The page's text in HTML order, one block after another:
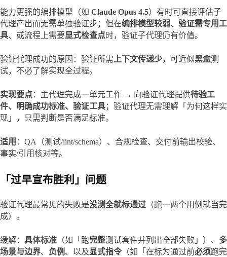
能力更强的编排模型（如 Claude Opus 4.5）有时可直接评估子
代理产出而无需单独验证步；但在编排模型较弱、 验证需专用工
具、或流程上需要显式检查点时，验证子代理仍有价值。
验证代理成功的原因：验证所需 上下文传递少，可近似黑盒测
试，不必了解实现全过程。
实现要点：主代理完成一单元工作 → 向验证代理提供待验工
件、明确成功标准、验证工具；验证代理无需理解「为何这样实
现」，只需判断是否满足标准。
适用 ：QA（测试/lint/schema）、合规检查、交付前输出校验、
事实/引用核对等。
「过早宣布胜利」问题
验证代理最常见的失败是没测全就标通过 （跑一两个用例就当完
成）。
缓解： 具体标准 （如「跑完整测试套件并列出全部失败」）、 多
场景与边界、 负例 、以及显式指令（如「在标为通过前必须跑完